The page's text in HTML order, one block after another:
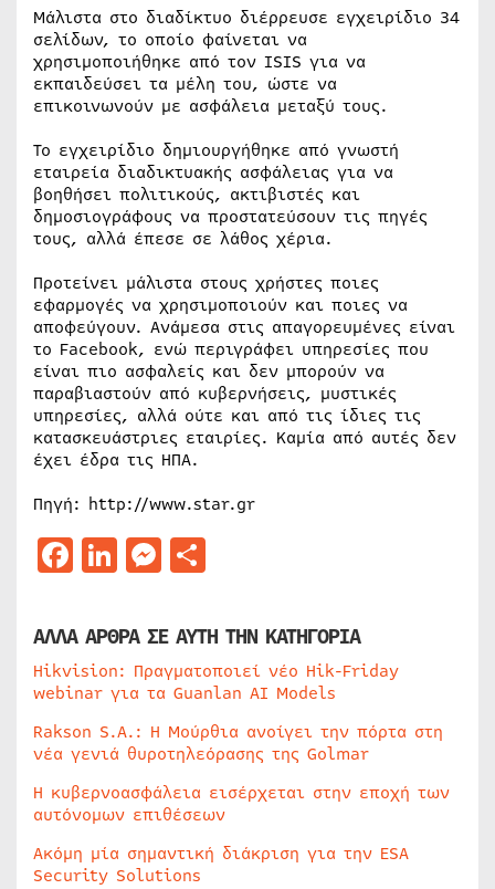
Μάλιστα στο διαδίκτυο διέρρευσε εγχειρίδιο 34
σελίδων, το οποίο φαίνεται να
χρησιμοποιήθηκε από τον ISIS για να
εκπαιδεύσει τα μέλη του, ώστε να
επικοινωνούν με ασφάλεια μεταξύ τους.
Το εγχειρίδιο δημιουργήθηκε από γνωστή
εταιρεία διαδικτυακής ασφάλειας για να
βοηθήσει πολιτικούς, ακτιβιστές και
δημοσιογράφους να προστατεύσουν τις πηγές
τους, αλλά έπεσε σε λάθος χέρια.
Προτείνει μάλιστα στους χρήστες ποιες
εφαρμογές να χρησιμοποιούν και ποιες να
αποφεύγουν. Ανάμεσα στις απαγορευμένες είναι
το Facebook, ενώ περιγράφει υπηρεσίες που
είναι πιο ασφαλείς και δεν μπορούν να
παραβιαστούν από κυβερνήσεις, μυστικές
υπηρεσίες, αλλά ούτε και από τις ίδιες τις
κατασκευάστριες εταιρίες. Καμία από αυτές δεν
έχει έδρα τις ΗΠΑ.
Πηγή: http://www.star.gr
Facebook
LinkedIn
Messenger
ΑΛΛΑ ΑΡΘΡΑ ΣΕ ΑΥΤΗ ΤΗΝ ΚΑΤΗΓΟΡΙΑ
Hikvision: Πραγματοποιεί νέο Hik-Friday
webinar για τα Guanlan AI Models
Rakson S.A.: Η Μούρθια ανοίγει την πόρτα στη
νέα γενιά θυροτηλεόρασης της Golmar
Η κυβερνοασφάλεια εισέρχεται στην εποχή των
αυτόνομων επιθέσεων
Ακόμη μία σημαντική διάκριση για την ESA
Security Solutions